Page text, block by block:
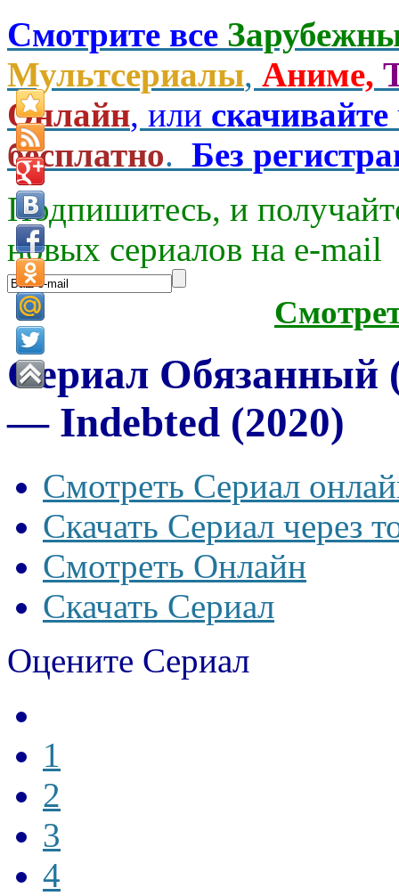
Смотрите все
Мультсериалы, Аниме,
Онлайн, или скачивайте
бесплатно. Без
Подпишитесь, и
новых сериалов на e-mаil
Сериал Обязанный
— Indebted (2020)
Смотреть Сериал
Скачать Сериал через
Смотреть Онлайн
Скачать Сериал
Оцените Сериал
1
2
3
4